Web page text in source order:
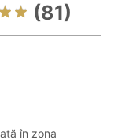
(81)
în zona